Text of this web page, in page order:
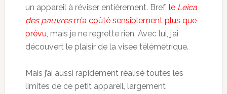
un appareil à réviser entièrement. Bref, le Leica
des pauvresm’a coûté sensiblement plus que
prévu, mais je ne regrette rien. Avec lui, j’ai
découvert le plaisir de la visée télémétrique.
Mais j’ai aussi rapidement réalisé toutes les
limites de ce petit appareil, largement